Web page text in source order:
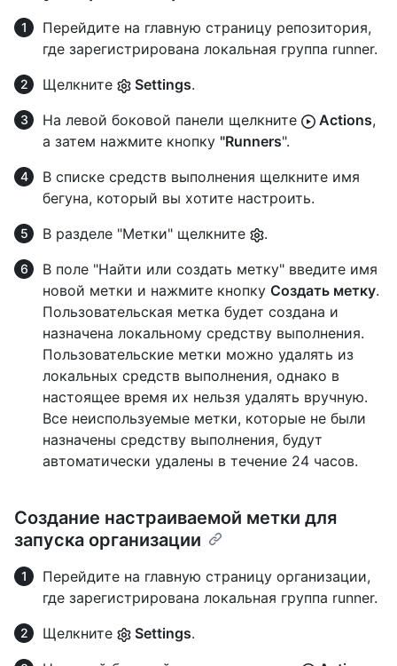
Перейдите на главную страницу репозитория,
где зарегистрирована локальная группа runner.
Щелкните
Settings.
На левой боковой панели щелкните
Actions,
а затем нажмите кнопку "Runners".
В списке средств выполнения щелкните имя
бегуна, который вы хотите настроить.
В разделе "Метки" щелкните
.
В поле "Найти или создать метку" введите имя
новой метки и нажмите кнопку Создать метку.
Пользовательская метка будет создана и
назначена локальному средству выполнения.
Пользовательские метки можно удалять из
локальных средств выполнения, однако в
настоящее время их нельзя удалять вручную.
Все неиспользуемые метки, которые не были
назначены средству выполнения, будут
автоматически удалены в течение 24 часов.
Создание настраиваемой метки для
запуска организации
Перейдите на главную страницу организации,
где зарегистрирована локальная группа runner.
Щелкните
Settings.